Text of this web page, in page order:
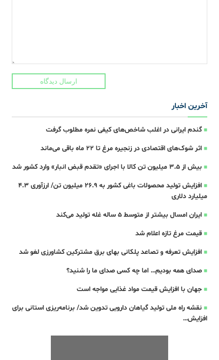
ارسال دیدگاه
آخرین اخبار
گندم ایرانی در اغلب شاخص‌های کیفی نمره مطلوب گرفت
اثر شوک‌های اقتصادی در زنجیره مرغ تا 22 ماه باقی می‌ماند
بیش از ۳.۵ میلیون تن کالا با اجرای «تقدم قبض انبار» وارد کشور شد
افزایش تولید محصولات باغی کشور به ۲۶.۹ میلیون تن/ ارزآوری ۴.۳
میلیارد دلاری
ایران امسال بیشتر از متوسط 5 ساله غله تولید می‌کند
قیمت مرغ تازه اعلام شد
افزایش تعرفه و تصاعد پلکانی بهای برق مشترکین کشاورزی لغو شد
صدای همه بودیم… اما چه کسی صدای ما را شنید؟
جهان با افزایش قیمت مواد غذایی مواجه است
نقشه راه ملی تولید گیاهان دارویی تدوین شد/ برنامه‌ریزی استانی برای
افزایش…